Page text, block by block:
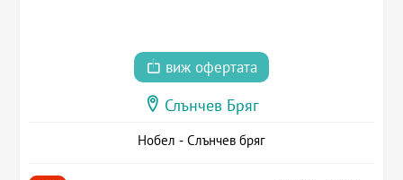
виж офертата
Слънчев Бряг
Нобел - Слънчев бряг